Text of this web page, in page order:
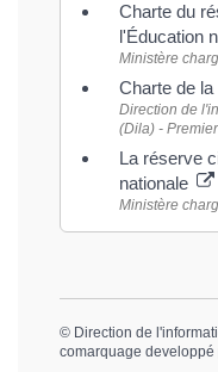
Charte du
l'Éducation
Ministère
Charte de
Direction de
(Dila) -
La réserve
nationale
Ministère
© Direction de
comarquage developpé